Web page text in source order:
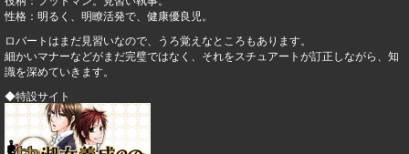
性格：明るく、明瞭活発で、健康優良児。
ロバートはまだ見習いなので、うろ覚えなところもあります。
細かいマナーなどがまだ完璧ではなく、それをスチュアートが訂正しながら、知
識を深めていきます。
◆特設サイト